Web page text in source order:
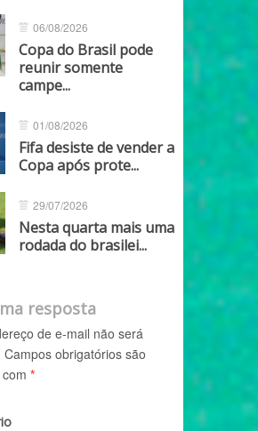
06/08/2026
Copa do Brasil pode
reunir somente
campe...
01/08/2026
Fifa desiste de vender a
Copa após prote...
29/07/2026
Nesta quarta mais uma
rodada do brasilei...
resposta
de e-mail não será
Campos obrigatórios são
*